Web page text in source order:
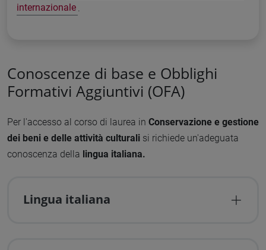
internazionale
Conoscenze di base e Obblighi
Formativi Aggiuntivi (OFA)
Per l'accesso al corso di laurea in Conservazione e gestione
dei beni e delle attività culturali si richiede un'adeguata
conoscenza della lingua italiana.
Lingua italiana